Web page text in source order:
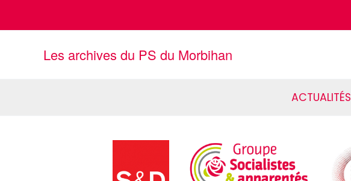
contenu
Les archives du PS du Morbihan
ACTUALITÉS